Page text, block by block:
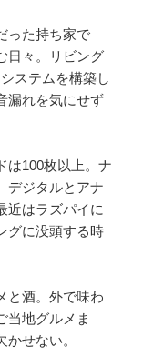
った持ち家で
日々。リビング
ステムを構築し
漏れを気にせず
は100枚以上。ナ
デジタルとアナ
近はラズパイに
グに没頭する時
と酒。外で味わ
当地グルメま
せない。